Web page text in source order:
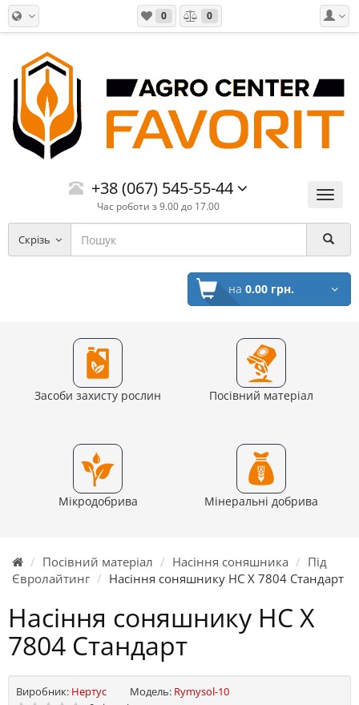
0 0
Меню
+38 (067) 545-55-44
Час роботи з 9.00 до 17.00
Скрізь
на 0.00 грн.
Засоби захисту рослин Посівний матеріал
Мікродобрива Мінеральні добрива
Посівний матеріал Насіння соняшника
Під
Євролайтинг
Насіння соняшнику НС Х 7804 Стандарт
Насіння соняшнику НС Х
7804 Стандарт
Виробник: Нертус Модель: Rymysol-10